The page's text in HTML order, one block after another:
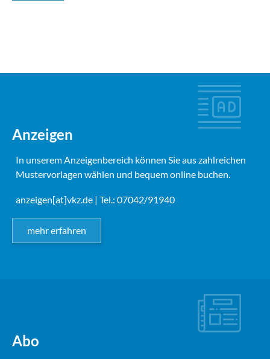
Anzeigen
In unserem Anzeigenbereich können Sie aus zahlreichen
Mustervorlagen wählen und bequem online buchen.
anzeigen[at]vkz.de | Tel.: 07042/91940
mehr erfahren
Abo